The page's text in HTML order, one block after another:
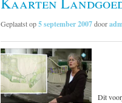
Geplaatst op5 september 2007door
Dit